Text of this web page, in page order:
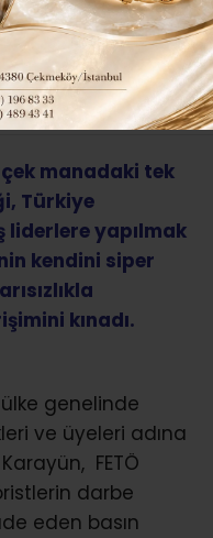
221 Genel Güncel
ABONE OL
manadaki tek
Türkiye
liderlere yapılmak
kendini siper
kınadı.
ülke genelinde
ve üyeleri adına
FETÖ
darbe
eden basın